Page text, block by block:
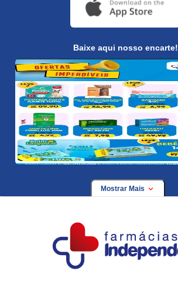
Baixe aqui nosso encarte!
Mostrar Mais